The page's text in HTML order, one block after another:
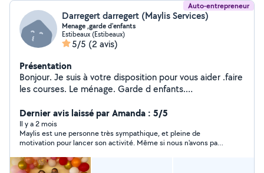
Auto-entrepreneur
Darregert darregert (Maylis Services)
Menage ,garde d'enfants
Estibeaux (Estibeaux)
5/5 (2 avis)
Présentation
Bonjour. Je suis à votre disposition pour vous aider .faire
les courses. Le ménage. Garde d enfants.
question.
Dernier avis laissé par Amanda : 5/5
Il y a 2 mois
Maylis est une personne très sympathique, et pleine de
motivation pour lancer son activité. Même si nous n'avons pas
à voir avec son profil), je la recommande vivement. Merci
Maylis